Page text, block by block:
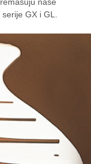
naše
GX i GL.